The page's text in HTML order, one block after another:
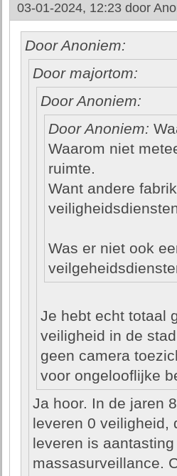
03-01-2024, 12:23 door
Door Anoniem:
Door majortom:
Door Anoniem:
Door Anoniem:
Waarom niet
ruimte.
Want andere
Was er niet ook
Je hebt echt totaal
veiligheid in de
geen camera
voor ongelooflijke
Ja hoor. In de jaren
leveren 0 veiligheid,
leveren is
massasurveillance.